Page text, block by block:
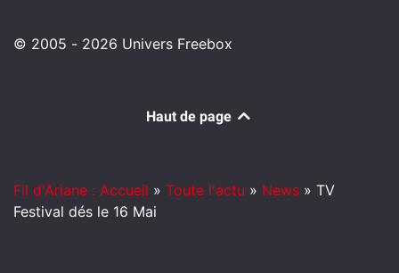
© 2005 - 2026 Univers Freebox
Haut de page
Fil d'Ariane : Accueil » Toute l'actu » News » TV
Festival dés le 16 Mai